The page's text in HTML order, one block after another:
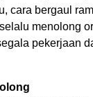
cara bergaul
menolong
pekerjaan